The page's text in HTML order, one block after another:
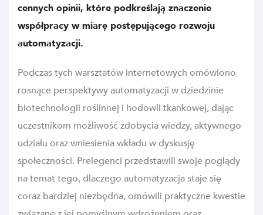
cennych opinii, które podkreślają znaczenie
współpracy w miarę postępującego rozwoju
automatyzacji.
Podczas tych warsztatów internetowych omówiono
rosnące perspektywy automatyzacji w dziedzinie
biotechnologii roślinnej i hodowli tkankowej, dając
uczestnikom możliwość zdobycia wiedzy, aktywnego
udziału oraz wniesienia wkładu w dyskusję
społeczności. Prelegenci przedstawili swoje poglądy
na temat tego, dlaczego automatyzacja staje się
coraz bardziej niezbędna, omówili praktyczne kwestie